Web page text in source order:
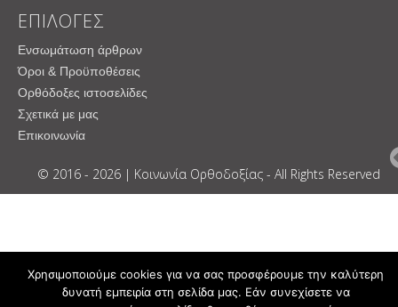
ΕΠΙΛΟΓΕΣ
Ενσωμάτωση άρθρων
Όροι & Προϋποθέσεις
Ορθόδοξες ιστοσελίδες
Σχετικά με μας
Επικοινωνία
© 2016 - 2026 | Κοινωνία Ορθοδοξίας - All Rights Reserved
Χρησιμοποιούμε cookies για να σας προσφέρουμε την καλύτερη
δυνατή εμπειρία στη σελίδα μας. Εάν συνεχίσετε να